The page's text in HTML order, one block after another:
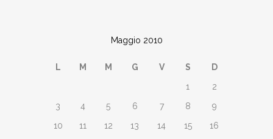
Maggio 2010
L M M G V S
D
1
2
3
4 5 6 7 8
9
10
11 12 13 14 15
16